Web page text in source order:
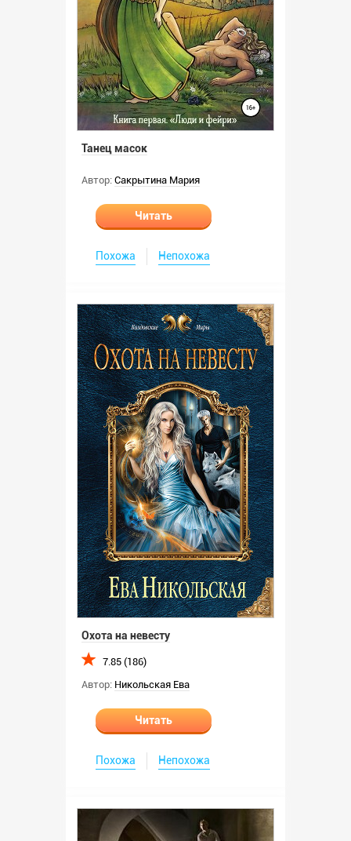
Танец масок
Автор: Сакрытина Мария
Читать
Похожа Непохожа
Охота на невесту
7.85 (186)
Автор: Никольская Ева
Читать
Похожа Непохожа